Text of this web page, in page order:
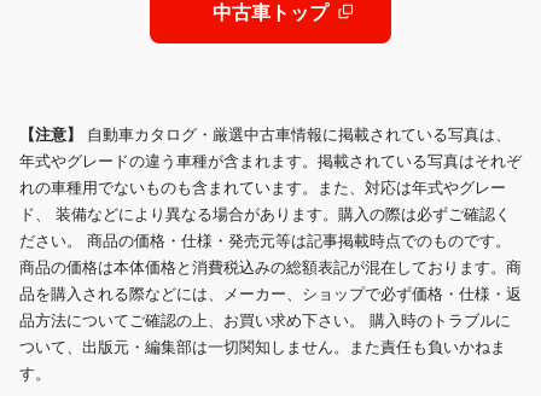
中古車トップ
【注意】 自動車カタログ・厳選中古車情報に掲載されている写真は、
年式やグレードの違う車種が含まれます。掲載されている写真はそれぞ
れの車種用でないものも含まれています。また、対応は年式やグレー
ド、 装備などにより異なる場合があります。購入の際は必ずご確認く
ださい。 商品の価格・仕様・発売元等は記事掲載時点でのものです。
商品の価格は本体価格と消費税込みの総額表記が混在しております。商
品を購入される際などには、メーカー、ショップで必ず価格・仕様・返
品方法についてご確認の上、お買い求め下さい。 購入時のトラブルに
ついて、出版元・編集部は一切関知しません。また責任も負いかねま
す。